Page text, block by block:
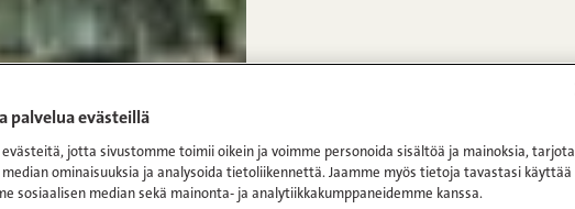
palvelua evästeillä
evästeitä, jotta sivustomme toimii oikein ja voimme personoida sisältöä ja mainoksia, tarjota
median ominaisuuksia ja analysoida tietoliikennettä. Jaamme myös tietoja tavastasi käyttää
sosiaalisen median sekä mainonta- ja analytiikkakumppaneidemme kanssa.